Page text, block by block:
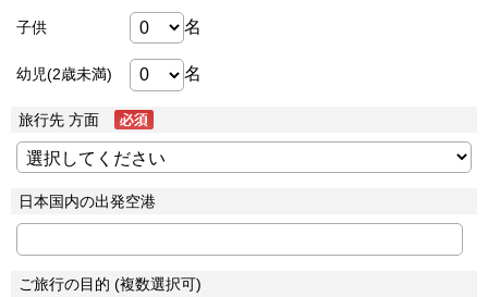
子供 名
幼児(2歳未満) 名
旅行先 方面
日本国内の出発空港
ご旅行の目的 (複数選択可)